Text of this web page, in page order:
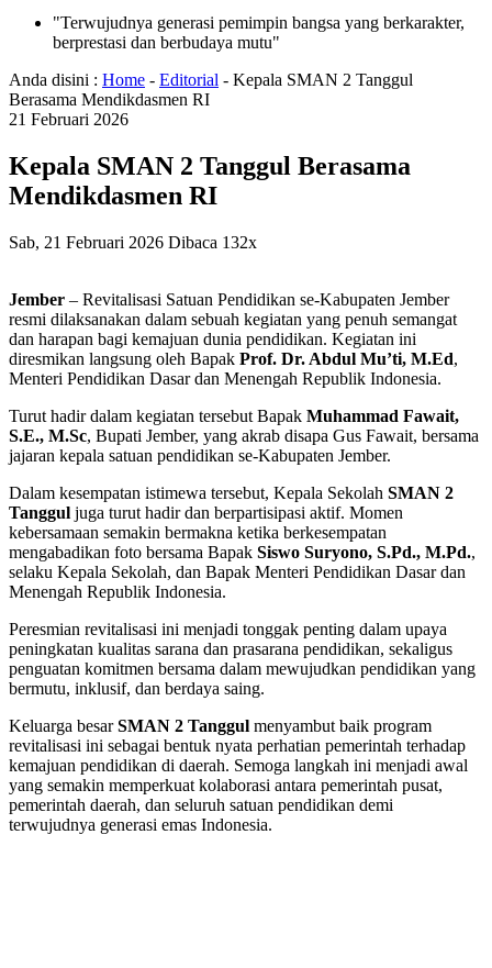
"Terwujudnya generasi pemimpin bangsa yang berkarakter,
berprestasi dan berbudaya mutu"
Anda disini : Home - Editorial - Kepala SMAN 2 Tanggul
Berasama Mendikdasmen RI
21 Februari 2026
Kepala SMAN 2 Tanggul Berasama
Mendikdasmen RI
Sab, 21 Februari 2026 Dibaca 132x
Jember – Revitalisasi Satuan Pendidikan se-Kabupaten Jember
resmi dilaksanakan dalam sebuah kegiatan yang penuh semangat
dan harapan bagi kemajuan dunia pendidikan. Kegiatan ini
diresmikan langsung oleh Bapak Prof. Dr. Abdul Mu’ti, M.Ed,
Menteri Pendidikan Dasar dan Menengah Republik Indonesia.
Turut hadir dalam kegiatan tersebut Bapak Muhammad Fawait,
S.E., M.Sc, Bupati Jember, yang akrab disapa Gus Fawait, bersama
jajaran kepala satuan pendidikan se-Kabupaten Jember.
Dalam kesempatan istimewa tersebut, Kepala Sekolah SMAN 2
Tanggul juga turut hadir dan berpartisipasi aktif. Momen
kebersamaan semakin bermakna ketika berkesempatan
mengabadikan foto bersama Bapak Siswo Suryono, S.Pd., M.Pd.,
selaku Kepala Sekolah, dan Bapak Menteri Pendidikan Dasar dan
Menengah Republik Indonesia.
Peresmian revitalisasi ini menjadi tonggak penting dalam upaya
peningkatan kualitas sarana dan prasarana pendidikan, sekaligus
penguatan komitmen bersama dalam mewujudkan pendidikan yang
bermutu, inklusif, dan berdaya saing.
Keluarga besarSMAN 2 Tanggul menyambut baik program
revitalisasi ini sebagai bentuk nyata perhatian pemerintah terhadap
kemajuan pendidikan di daerah. Semoga langkah ini menjadi awal
yang semakin memperkuat kolaborasi antara pemerintah pusat,
pemerintah daerah, dan seluruh satuan pendidikan demi
terwujudnya generasi emas Indonesia.